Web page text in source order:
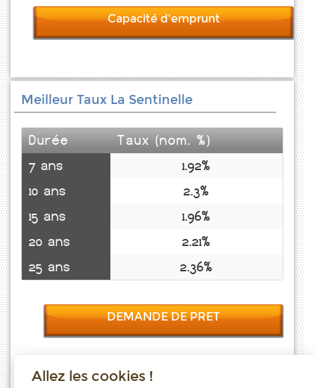
Capacité d'emprunt
Meilleur Taux La Sentinelle
Durée
Taux (nom. %)
7 ans
1.92%
10 ans
2.3%
15 ans
1.96%
20 ans
2.21%
25 ans
2.36%
DEMANDE DE PRET
Taux emprunt actualisés (La Sentinelle) toutes les semaines. Taux
Allez les cookies !